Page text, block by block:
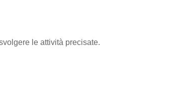
le attività precisate.